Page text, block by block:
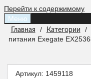
Перейти к содержимому
Меню
Главная / Категории /
питания Exegate
Артикул: 1459118